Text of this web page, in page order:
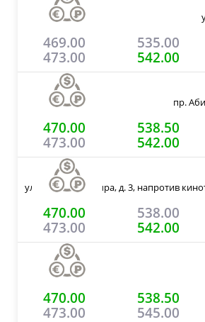
469.00
473.00
535.00
542.00
пр.
470.00
473.00
538.50
542.00
ул. Жанкожа батыра, д. 3, напротив
470.00
473.00
538.00
542.00
470.00
473.00
538.50
545.00